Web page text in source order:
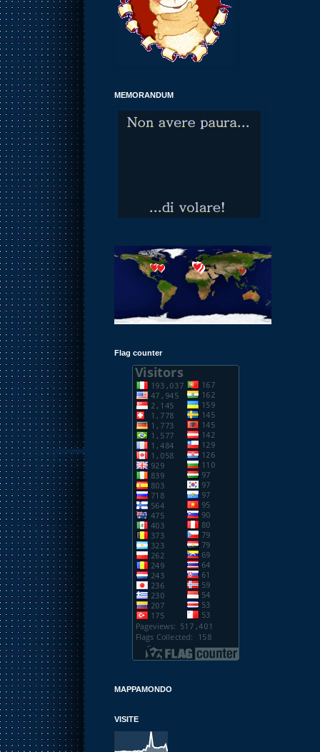
MEMORANDUM
Flag counter
MAPPAMONDO
VISITE